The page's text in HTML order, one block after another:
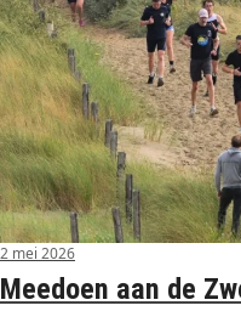
2 mei 2026
Meedoen aan de